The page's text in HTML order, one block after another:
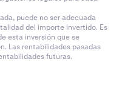
puede no ser adecuada
del importe invertido. Es
esta inversión que se
Las rentabilidades pasadas
futuras.